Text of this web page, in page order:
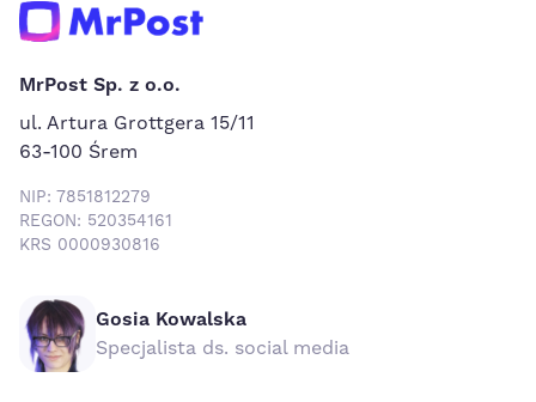
MrPost Sp. z o.o.
ul. Artura Grottgera 15/11
63-100 Śrem
NIP: 7851812279
REGON: 520354161
KRS 0000930816
Gosia Kowalska
Specjalista ds. social media